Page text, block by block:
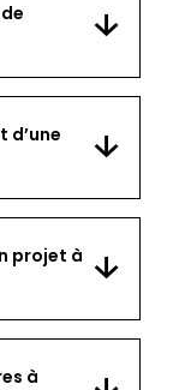
d’une
projet à
à